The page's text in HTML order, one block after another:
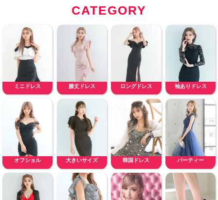
CATEGORY
ミニドレス 膝丈ドレス ロングドレス 袖ありドレス
オフショル 大きいサイズ 韓国ドレス パーティー